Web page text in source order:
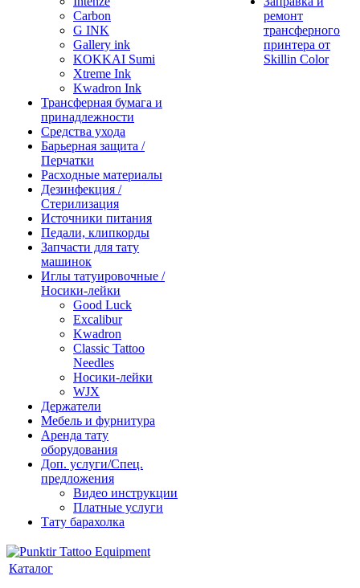
Carbon
G INK
Gallery ink
KOKKAI Sumi
Xtreme Ink
Kwadron Ink
Трансферная бумага и
принадлежности
Средства ухода
Барьерная защита /
Перчатки
Расходные материалы
Дезинфекция /
Стерилизация
Источники питания
Педали, клипкорды
Запчасти для тату
машинок
Иглы татуировочные /
Носики-лейки
Good Luck
Excalibur
Kwadron
Classic Tattoo
Needles
Носики-лейки
WJX
Держатели
Мебель и фурнитура
Аренда тату
оборудования
Доп. услуги/Спец.
предложения
Видео инструкции
Платные услуги
Тату барахолка
ремонт
трансферного
принтера от
Skillin Color
Каталог